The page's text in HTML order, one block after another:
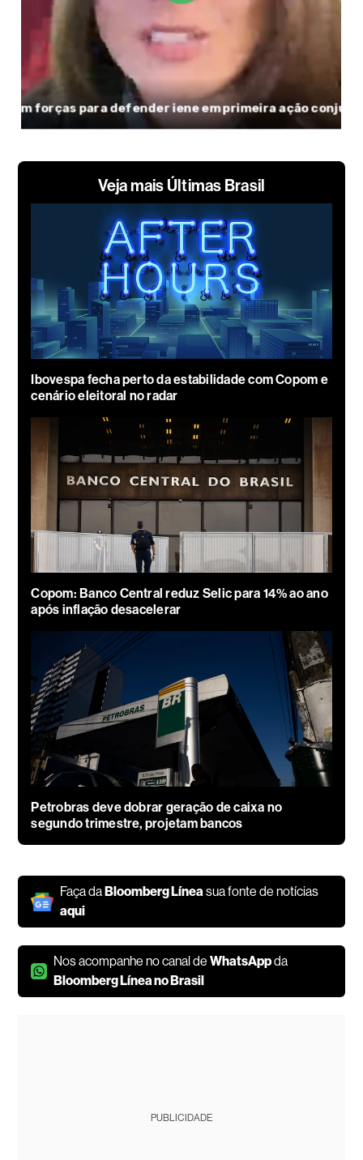
Veja mais Últimas Brasil
Ibovespa fecha perto da estabilidade com Copom e
cenário eleitoral no radar
Copom: Banco Central reduz Selic para 14% ao ano
após inflação desacelerar
Petrobras deve dobrar geração de caixa no
segundo trimestre, projetam bancos
Faça da Bloomberg Líneasua fonte de notícias
aqui
Nos acompanhe no canal deWhatsAppda
Bloomberg Línea no Brasil
PUBLICIDADE